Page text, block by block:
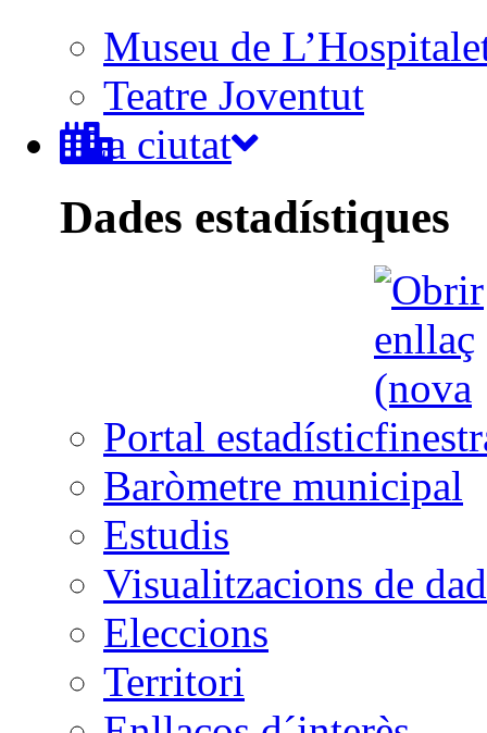
Museu de
Teatre Joventut
La ciutat
Dades estadístiques
Portal estadístic
Baròmetre municipal
Estudis
Visualitzacions de
Eleccions
Territori